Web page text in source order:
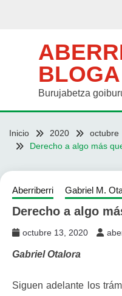
BLOGA
Burujabetza
Inicio 2020 octubre
Derecho a algo más
Aberriberri Gabriel M.
Derecho a algo
octubre 13, 2020
Gabriel Otalora
Siguen adelante los